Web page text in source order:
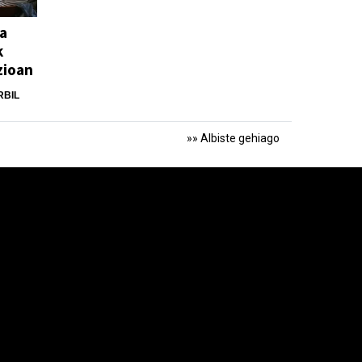
»» Albiste gehiago